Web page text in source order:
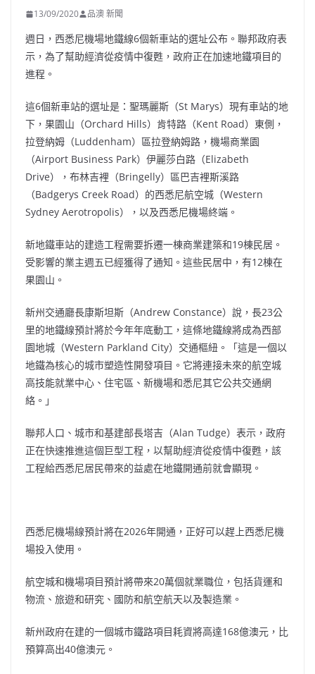
13/09/2020 品澳 新聞
週日，西悉尼機場地鐵線6個新車站的選址公布。聯邦政府表
示，為了幫助經濟從疫情中復甦，政府正在加速地鐵項目的
進程。
這6個新車站的選址是：聖瑪麗斯（St Marys）現有車站的地
下，果園山（Orchard Hills）肯特路（Kent Road）東側，
拉登納姆（Luddenham）區拉登納姆路，機場商業園
（Airport Business Park）伊麗莎白路（Elizabeth
Drive），布林吉裡（Bringelly）區巴吉裡斯溪路
（Badgerys Creek Road）的西悉尼航空城（Western
Sydney Aerotropolis），以及西悉尼機場終端。
新地鐵車站的建造工程需要拆遷一棟商業建築和19棟民居。
受影響的業主週五已經獲得了通知。這些民居中，有12棟在
果園山。
新州交通廳長康斯坦斯（Andrew Constance）說，長23公
里的地鐵線預計將於今年年底動工，這條地鐵線將成為西部
園地城（Western Parkland City）交通樞紐。「這是一個以
地鐵為核心的城市塑造性開發項目。它將連接未來的航空城
高技能就業中心、住宅區、新機場和悉尼其它公共交通網
絡。」
聯邦人口、城市和基建部長塔吉（Alan Tudge）表示，政府
正在快速推進這個巨型工程，以幫助經濟從疫情中復甦，該
工程給西悉尼居民帶來的益處在地鐵開通前就會顯現。
西悉尼機場線預計將在2026年開通，正好可以趕上西悉尼機
場投入使用。
航空城和機場項目預計將帶來20萬個就業職位，包括貨運和
物流、旅遊和研究、國防和航空航天以及製造業。
新州政府在建的一個城市鐵路項目耗資將高達168億澳元，比
預算高出40億澳元。